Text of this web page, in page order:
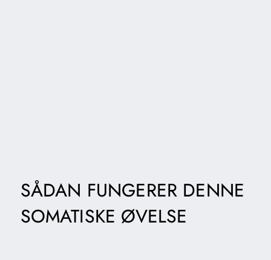
SÅDAN FUNGERER DENNE
SOMATISKE ØVELSE